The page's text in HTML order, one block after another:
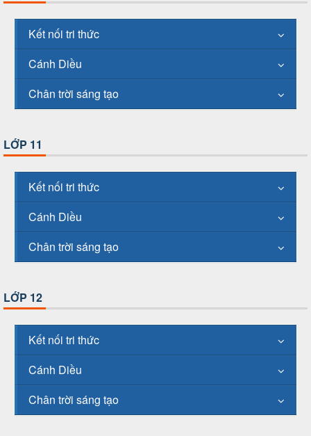
Kết nối tri thức
Cánh Diều
Chân trời sáng tạo
LỚP 11
Kết nối tri thức
Cánh Diều
Chân trời sáng tạo
LỚP 12
Kết nối tri thức
Cánh Diều
Chân trời sáng tạo